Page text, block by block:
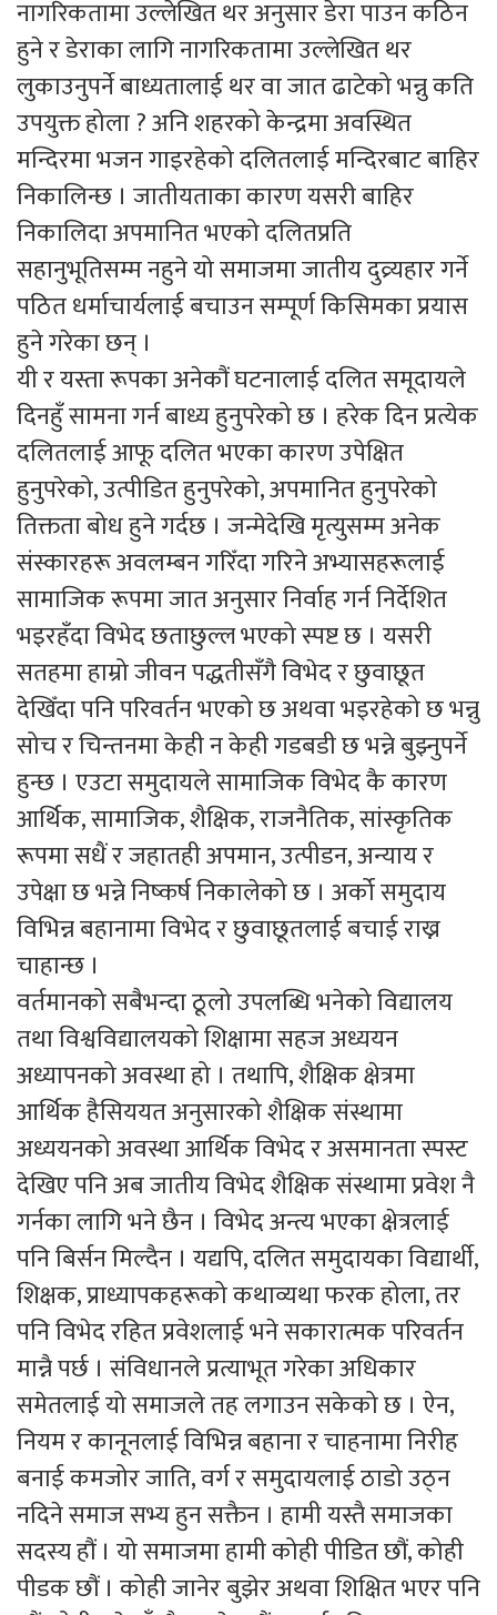
नागरिकतामा उल्लेखित थर अनुसार डेरा पाउन कठिन
हुने र डेराका लागि नागरिकतामा उल्लेखित थर
लुकाउनुपर्ने बाध्यतालाई थर वा जात ढाटेको भन्नु कति
उपयुक्त होला ? अनि शहरको केन्द्रमा अवस्थित
मन्दिरमा भजन गाइरहेको दलितलाई मन्दिरबाट बाहिर
निकालिन्छ । जातीयताका कारण यसरी बाहिर
निकालिदा अपमानित भएको दलितप्रति
सहानुभूतिसम्म नहुने यो समाजमा जातीय दुव्र्यहार गर्ने
पठित धर्माचार्यलाई बचाउन सम्पूर्ण किसिमका प्रयास
हुने गरेका छन् ।
यी र यस्ता रूपका अनेकौं घटनालाई दलित समूदायले
दिनहुँ सामना गर्न बाध्य हुनुपरेको छ । हरेक दिन प्रत्येक
दलितलाई आफू दलित भएका कारण उपेक्षित
हुनुपरेको, उत्पीडित हुनुपरेको, अपमानित हुनुपरेको
तिक्तता बोध हुने गर्दछ । जन्मेदेखि मृत्युसम्म अनेक
संस्कारहरू अवलम्बन गरिँदा गरिने अभ्यासहरूलाई
सामाजिक रूपमा जात अनुसार निर्वाह गर्न निर्देशित
भइरहँदा विभेद छताछुल्ल भएको स्पष्ट छ । यसरी
सतहमा हाम्रो जीवन पद्धतीसँगै विभेद र छुवाछूत
देखिँदा पनि परिवर्तन भएको छ अथवा भइरहेको छ भन्नु
सोच र चिन्तनमा केही न केही गडबडी छ भन्ने बुझ्नुपर्ने
हुन्छ । एउटा समुदायले सामाजिक विभेद कै कारण
आर्थिक, सामाजिक, शैक्षिक, राजनैतिक, सांस्कृतिक
रूपमा सधैं र जहातही अपमान, उत्पीडन, अन्याय र
उपेक्षा छ भन्ने निष्कर्ष निकालेको छ । अर्को समुदाय
विभिन्न बहानामा विभेद र छुवाछूतलाई बचाई राख्न
चाहान्छ ।
वर्तमानको सबैभन्दा ठूलो उपलब्धि भनेको विद्यालय
तथा विश्वविद्यालयको शिक्षामा सहज अध्ययन
अध्यापनको अवस्था हो । तथापि, शैक्षिक क्षेत्रमा
आर्थिक हैसिययत अनुसारको शैक्षिक संस्थामा
अध्ययनको अवस्था आर्थिक विभेद र असमानता स्पस्ट
देखिए पनि अब जातीय विभेद शैक्षिक संस्थामा प्रवेश नै
गर्नका लागि भने छैन । विभेद अन्त्य भएका क्षेत्रलाई
पनि बिर्सन मिल्दैन । यद्यपि, दलित समुदायका विद्यार्थी,
शिक्षक, प्राध्यापकहरूको कथाव्यथा फरक होला, तर
पनि विभेद रहित प्रवेशलाई भने सकारात्मक परिवर्तन
मान्नै पर्छ । संविधानले प्रत्याभूत गरेका अधिकार
समेतलाई यो समाजले तह लगाउन सकेको छ । ऐन,
नियम र कानूनलाई विभिन्न बहाना र चाहनामा निरीह
बनाई कमजोर जाति, वर्ग र समुदायलाई ठाडो उठ्न
नदिने समाज सभ्य हुन सक्तैन । हामी यस्तै समाजका
सदस्य हौं । यो समाजमा हामी कोही पीडित छौं, कोही
पीडक छौं । कोही जानेर बुझेर अथवा शिक्षित भएर पनि